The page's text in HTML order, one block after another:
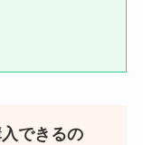
できるの